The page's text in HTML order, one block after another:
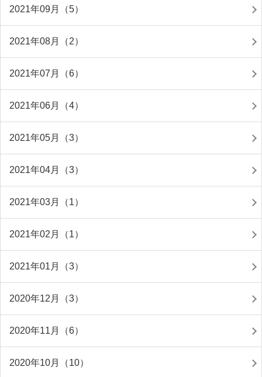
2021年09月（5）
2021年08月（2）
2021年07月（6）
2021年06月（4）
2021年05月（3）
2021年04月（3）
2021年03月（1）
2021年02月（1）
2021年01月（3）
2020年12月（3）
2020年11月（6）
2020年10月（10）